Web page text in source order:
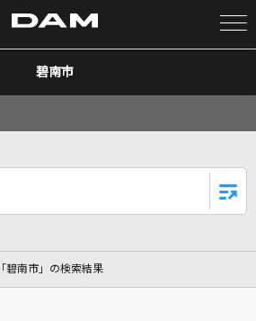
カラオケ検索
全国りれき
碧南市
「碧南市」の検索結果